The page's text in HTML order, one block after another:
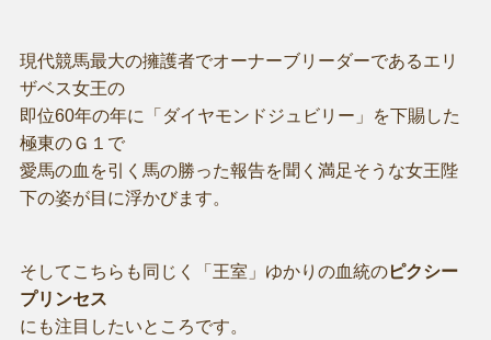
現代競馬最大の擁護者でオーナーブリーダーであるエリ
ザベス女王の
即位60年の年に「ダイヤモンドジュビリー」を下賜した
極東のＧ１で
愛馬の血を引く馬の勝った報告を聞く満足そうな女王陛
下の姿が目に浮かびます。
そしてこちらも同じく「王室」ゆかりの血統のピクシー
プリンセス
にも注目したいところです。